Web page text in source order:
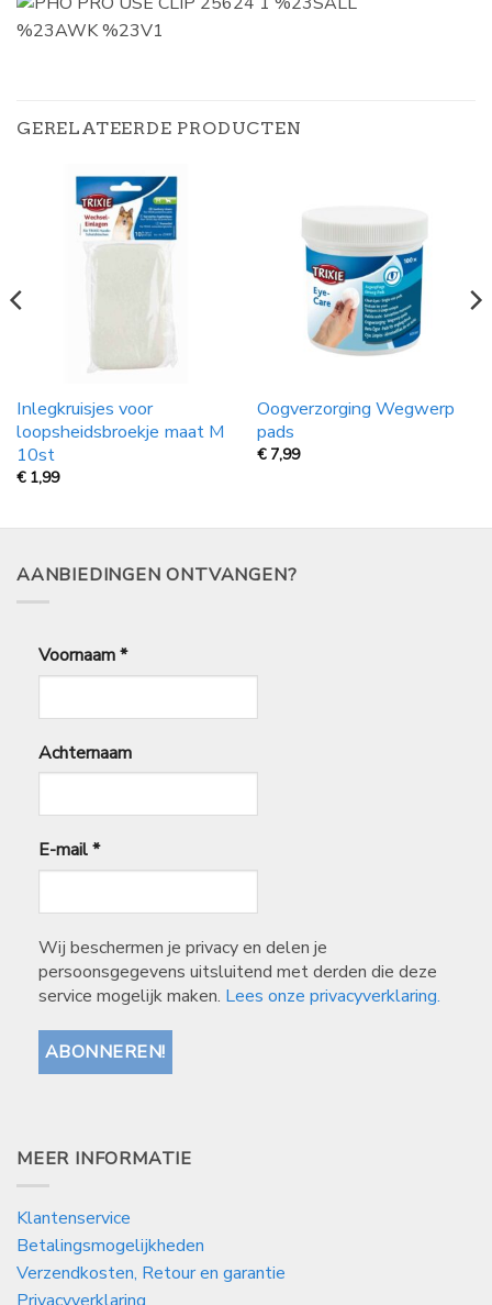
GERELATEERDE PRODUCTEN
Inlegkruisjes voor
loopsheidsbroekje maat M
10st
€ 1,99
Oogverzorging Wegwerp
pads
€ 7,99
AANBIEDINGEN ONTVANGEN?
Voornaam*
Achternaam
E-mail*
Wij beschermen je privacy en delen je
persoonsgegevens uitsluitend met derden die deze
service mogelijk maken. Lees onze privacyverklaring.
MEER INFORMATIE
Klantenservice
Betalingsmogelijkheden
Verzendkosten, Retour en garantie